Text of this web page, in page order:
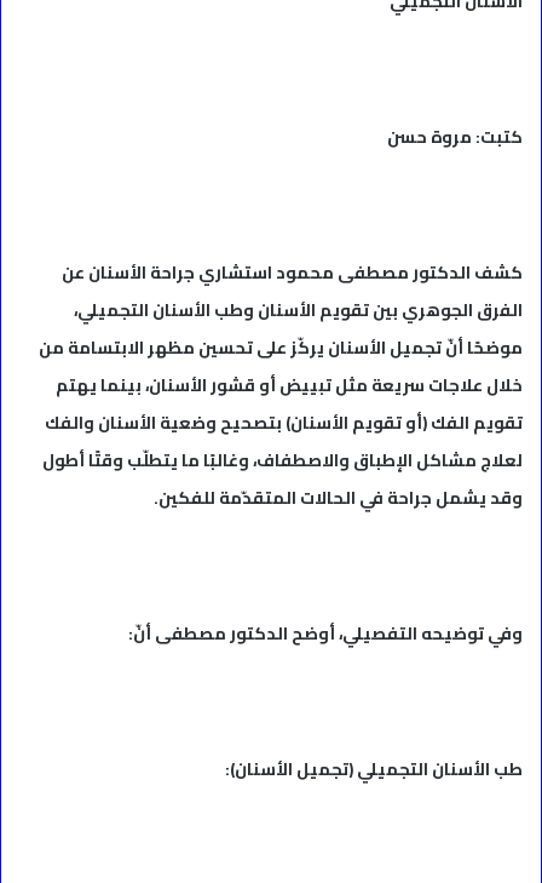
كتبت: مروة حسن
كشف الدكتور مصطفى محمود استشاري جراحة الأسنان عن
الفرق الجوهري بين تقويم الأسنان وطب الأسنان التجميلي،
موضحًا أنّ تجميل الأسنان يركّز على تحسين مظهر الابتسامة من
خلال علاجات سريعة مثل تبييض أو قشور الأسنان، بينما يهتم
تقويم الفك (أو تقويم الأسنان) بتصحيح وضعية الأسنان والفك
لعلاج مشاكل الإطباق والاصطفاف، وغالبًا ما يتطلّب وقتًا أطول
وقد يشمل جراحة في الحالات المتقدّمة للفكين.
وفي توضيحه التفصيلي، أوضح الدكتور مصطفى أنّ:
طب الأسنان التجميلي (تجميل الأسنان):